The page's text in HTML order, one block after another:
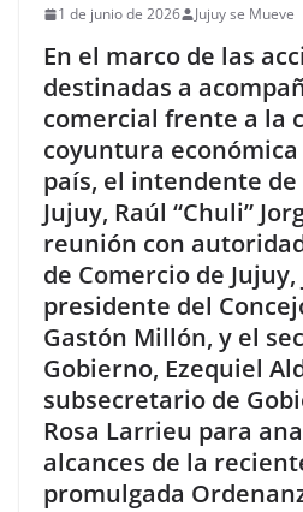
1 de junio de 2026 Jujuy se Mueve
En el marco de las
destinadas a
comercial frente a la
coyuntura
país, el intendente de
Jujuy, Raúl “Chuli”
reunión con
de Comercio de
presidente del
Gastón Millón, y el
Gobierno, Ezequiel
subsecretario de
Rosa Larrieu para
alcances de la
promulgada